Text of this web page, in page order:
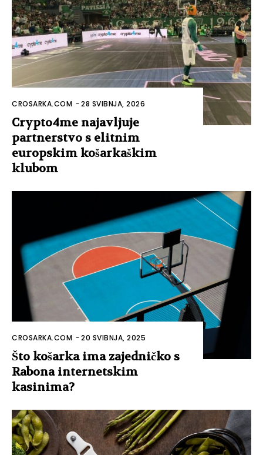
CROSARKA.COM -28 SVIBNJA, 2026
Crypto4me najavljuje
partnerstvo s elitnim
europskim košarkaškim
klubom
CROSARKA.COM -20 SVIBNJA, 2025
Što košarka ima zajedničko s
Rabona internetskim
kasinima?